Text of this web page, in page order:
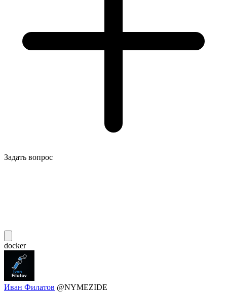
Задать вопрос
docker
Иван Филатов @NYMEZIDE